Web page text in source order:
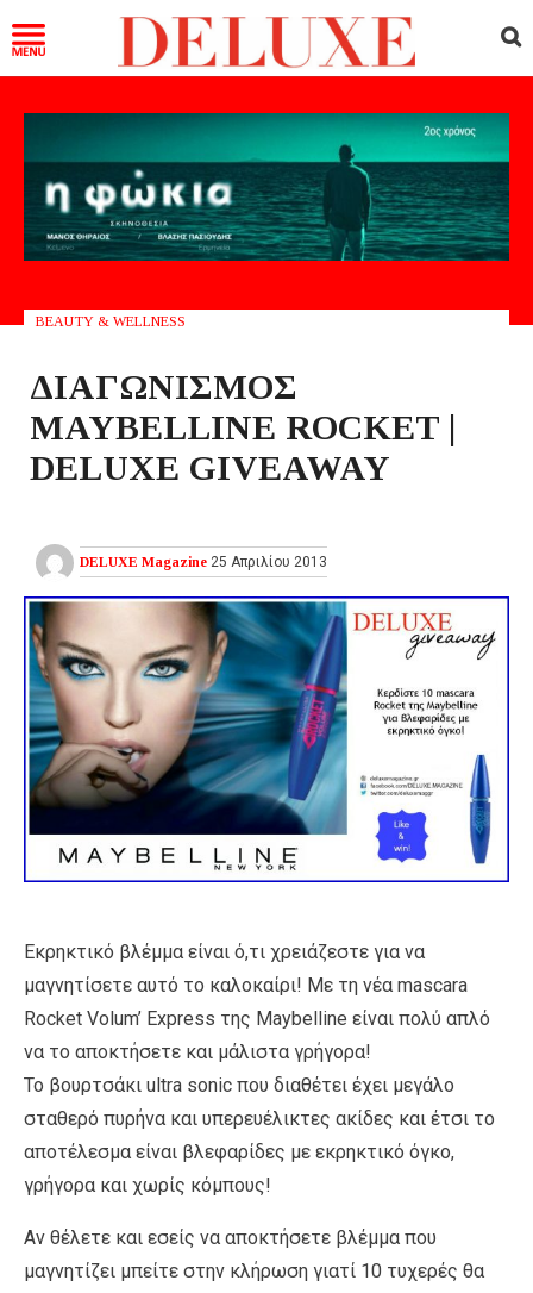
BEAUTY & WELLNESS
ΔΙΑΓΩΝΙΣΜΟΣ
MAYBELLINE ROCKET |
DELUXE GIVEAWAY
DELUXE Magazine 25 Απριλίου 2013
Εκρηκτικό βλέμμα είναι ό,τι χρειάζεστε για να
μαγνητίσετε αυτό το καλοκαίρι! Με τη νέα mascara
Rocket Volum’ Express της Maybelline είναι πολύ απλό
να το αποκτήσετε και μάλιστα γρήγορα!
Το βουρτσάκι ultra sonic που διαθέτει έχει μεγάλο
σταθερό πυρήνα και υπερευέλικτες ακίδες και έτσι το
αποτέλεσμα είναι βλεφαρίδες με εκρηκτικό όγκο,
γρήγορα και χωρίς κόμπους!
Αν θέλετε και εσείς να αποκτήσετε βλέμμα που
μαγνητίζει μπείτε στην κλήρωση γιατί 10 τυχερές θα